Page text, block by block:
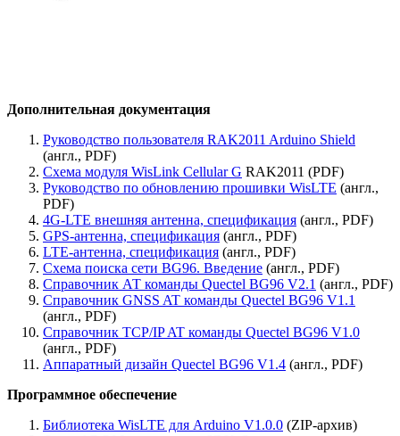
Дополнительная документация
Руководство пользователя RAK2011 Arduino Shield
(англ., PDF)
Схема модуля WisLink Cellular G RAK2011 (PDF)
Руководство по обновлению прошивки WisLTE (англ.,
PDF)
4G-LTE внешняя антенна, спецификация (англ., PDF)
GPS-антенна, спецификация (англ., PDF)
LTE-антенна, спецификация (англ., PDF)
Схема поиска сети BG96. Введение (англ., PDF)
Справочник АТ команды Quectel BG96 V2.1 (англ., PDF)
Справочник GNSS AT команды Quectel BG96 V1.1
(англ., PDF)
Справочник TCP/IP AT команды Quectel BG96 V1.0
(англ., PDF)
Аппаратный дизайн Quectel BG96 V1.4 (англ., PDF)
Программное обеспечение
Библиотека WisLTE для Arduino V1.0.0 (ZIP-архив)